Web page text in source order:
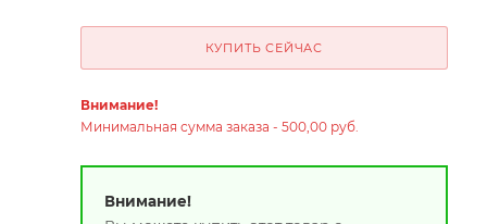
КУПИТЬ СЕЙЧАС
Внимание!
Минимальная сумма заказа - 500,00 руб.
Внимание!